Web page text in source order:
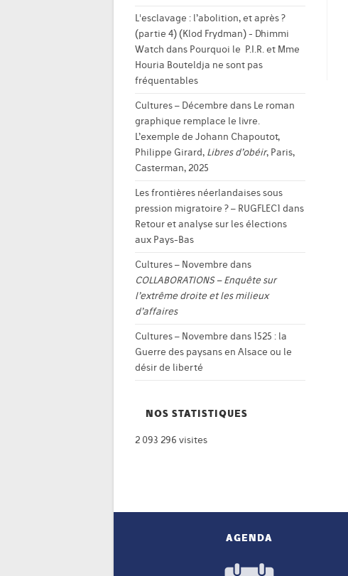
L'esclavage : l’abolition, et après ?
(partie 4) (Klod Frydman) - Dhimmi
Watch dans Pourquoi le P.I.R. et Mme
Houria Bouteldja ne sont pas
fréquentables
Cultures – Décembre dans Le roman
graphique remplace le livre.
L’exemple de Johann Chapoutot,
Philippe Girard, Libres d’obéir, Paris,
Casterman, 2025
Les frontières néerlandaises sous
pression migratoire ? – RUGFLEC1 dans
Retour et analyse sur les élections
aux Pays-Bas
Cultures – Novembre dans
COLLABORATIONS – Enquête sur
l’extrême droite et les milieux
d’affaires
Cultures – Novembre dans 1525 : la
Guerre des paysans en Alsace ou le
désir de liberté
NOS STATISTIQUES
2 093 296 visites
AGENDA